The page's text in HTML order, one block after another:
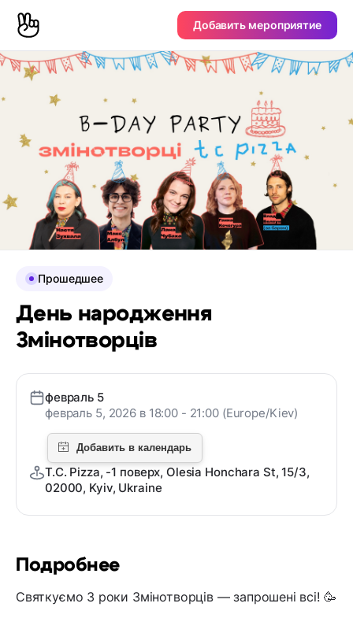
Добавить мероприятие
Подробнее
Святкуємо 3 роки Змінотворців — запрошені всі! 🥳
Прошедшее
День народження
Змінотворців
февраль 5
февраль 5, 2026 в 18:00 - 21:00 (Europe/Kiev)
T.C. Pizza, -1 поверх, Olesia Honchara St, 15/3,
02000, Kyiv, Ukraine